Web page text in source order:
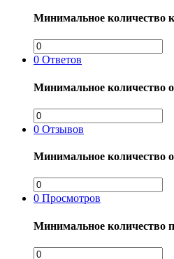
Минимальное количество
0 Ответов
Минимальное количество
0 Отзывов
Минимальное количество
0 Просмотров
Минимальное количество